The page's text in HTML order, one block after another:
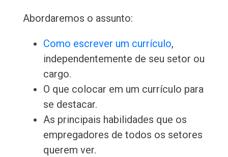
Abordaremos o assunto:
Como escrever um currículo,
independentemente de seu setor ou
cargo.
O que colocar em um currículo para
se destacar.
As principais habilidades que os
empregadores de todos os setores
querem ver.